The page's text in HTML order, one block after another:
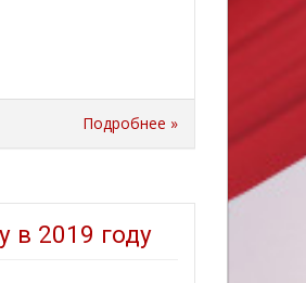
Подробнее »
в 2019 году